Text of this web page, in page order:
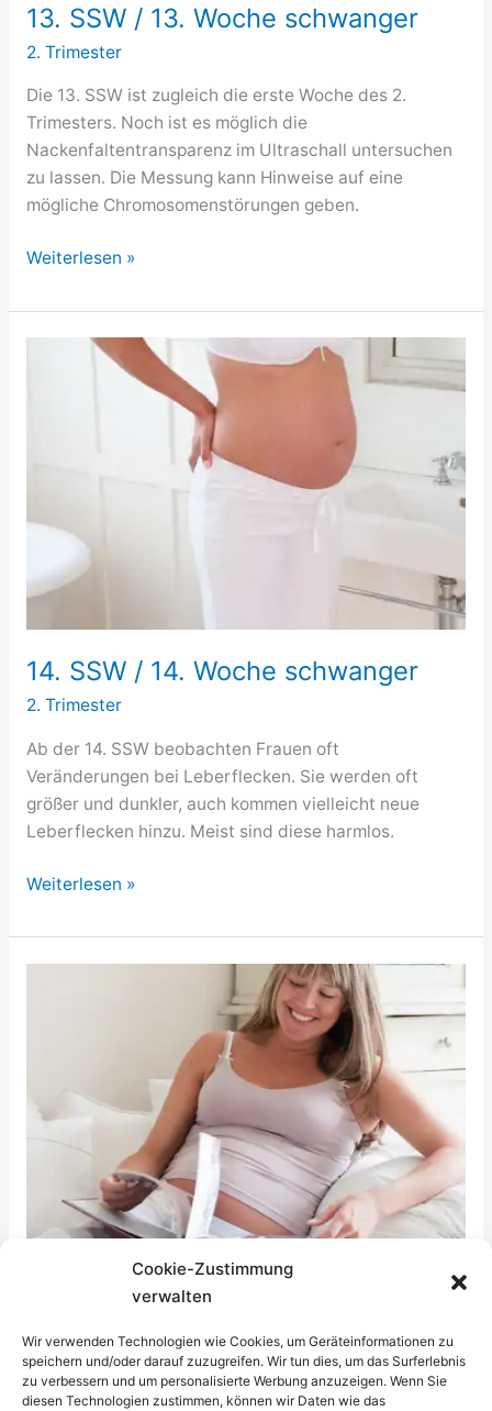
Cookie-Zustimmung
verwalten
Wir verwenden Technologien wie Cookies, um Geräteinformationen zu
speichern und/oder darauf zuzugreifen. Wir tun dies, um das Surferlebnis
zu verbessern und um personalisierte Werbung anzuzeigen. Wenn Sie
diesen Technologien zustimmen, können wir Daten wie das
13. SSW / 13. Woche schwanger
2. Trimester
Die 13. SSW ist zugleich die erste Woche des 2.
Trimesters. Noch ist es möglich die
Nackenfaltentransparenz im Ultraschall untersuchen
zu lassen. Die Messung kann Hinweise auf eine
mögliche Chromosomenstörungen geben.
13.
/
13.
Weiterlesen »
14. SSW / 14. Woche schwanger
2. Trimester
Ab der 14. SSW beobachten Frauen oft
Veränderungen bei Leberflecken. Sie werden oft
größer und dunkler, auch kommen vielleicht neue
Leberflecken hinzu. Meist sind diese harmlos.
14.
/
14.
Weiterlesen »
15. SSW / 15. Woche schwanger
In der 15. SSW übt Dein Baby das Atmen, Nuckeln und
Schlucken. Es atmet und schluckt Fruchtwasser.